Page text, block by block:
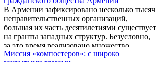
В Армении зафиксировано несколько тысяч
неправительственных организаций,
большая их часть десятилетиями существует
на гранты западных структур. Безусловно,
за это время реализовано множество
проектов, нацеленных на развитие и
Миссия «компостеров»: с широко